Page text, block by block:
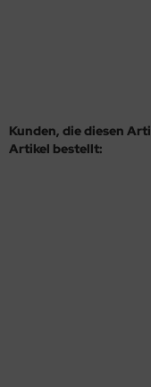
Kunden, die diesen
Artikel bestellt: